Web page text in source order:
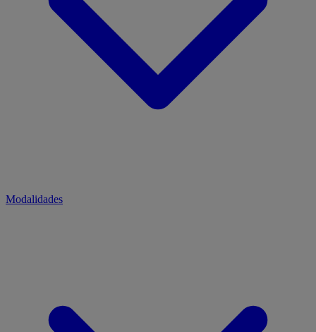
Modalidades